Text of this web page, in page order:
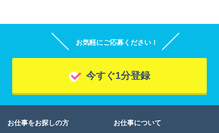
お気軽にご応募ください！
今すぐ1分登録
お仕事をお探しの方 お仕事について